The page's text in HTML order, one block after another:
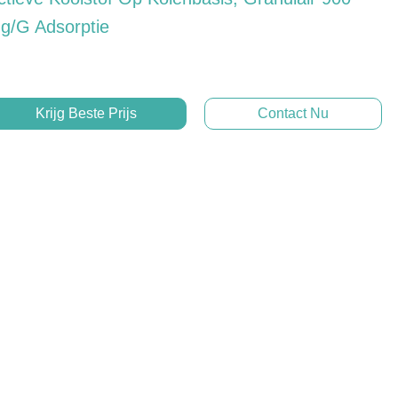
g Adsorptie
Krijg Beste Prijs Contact Nu